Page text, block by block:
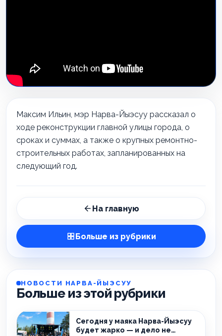
Максим Ильин, мэр Нарва-Йыэсуу рассказал о
ходе реконструкции главной улицы города, о
сроках и суммах, а также о крупных ремонтно-
строительных работах, запланированных на
следующий год.
На главную
Больше из рубрики
НОВОСТИ НАРВА-ЙЫЭСУУ
Больше из этой рубрики
Сегодня у маяка Нарва-Йыэсуу
будет жарко — и дело не